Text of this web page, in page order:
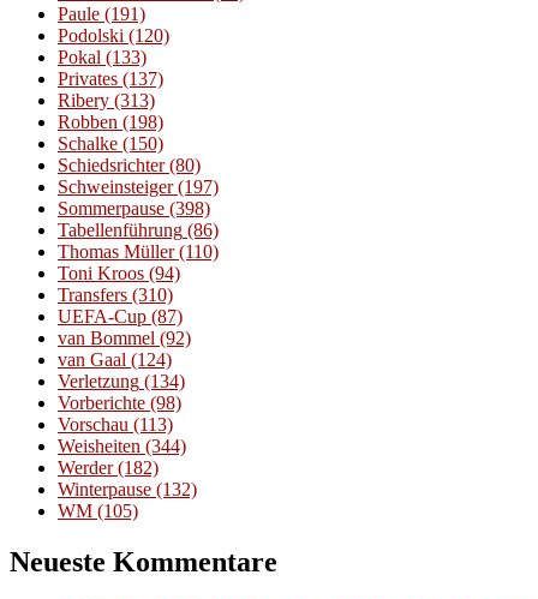
Paule (191)
Podolski (120)
Pokal (133)
Privates (137)
Ribery (313)
Robben (198)
Schalke (150)
Schiedsrichter(80)
Schweinsteiger(197)
Sommerpause (398)
Tabellenführung (86)
Thomas Müller(110)
Toni Kroos (94)
Transfers (310)
UEFA-Cup (87)
van Bommel (92)
van Gaal (124)
Verletzung (134)
Vorberichte (98)
Vorschau (113)
Weisheiten (344)
Werder(182)
Winterpause (132)
WM (105)
Neueste Kommentare